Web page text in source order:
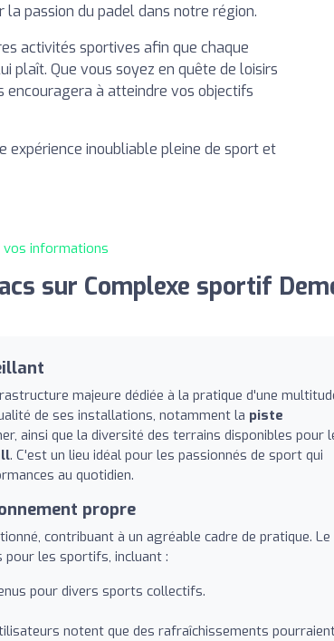
passion du padel dans notre région.
activités sportives afin que chaque
plaît. Que vous soyez en quête de loisirs
à atteindre vos objectifs
expérience inoubliable pleine de sport et
informations
sur Complexe sportif
majeure dédiée à la pratique d'une
de ses installations, notamment la piste
ainsi que la diversité des terrains disponibles pour
. C'est un lieu idéal pour les passionnés de sport qui
au quotidien.
propre
contribuant à un agréable cadre de pratique. Le
les sportifs, incluant :
pour divers sports collectifs.
notent que des rafraîchissements